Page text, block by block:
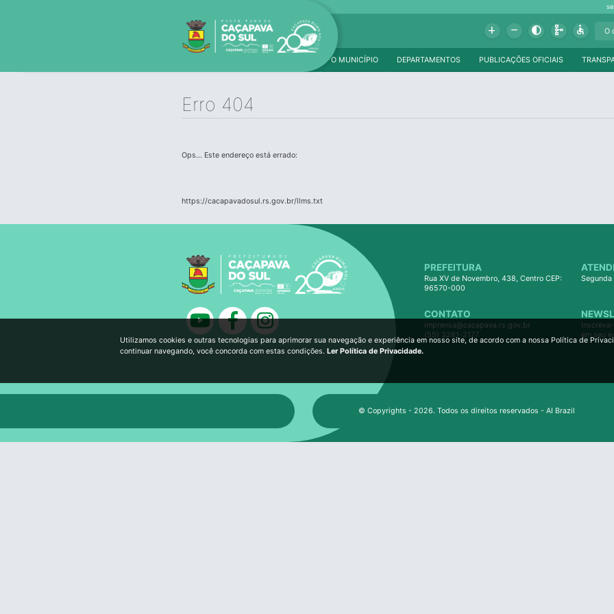
Add Remove Contrast Schema Accessible
PUBLICAÇÕES OFICIAIS
DEPARTAMENTOS
O MUNICÍPIO
Erro 404
Ops... Este endereço está errado:
https://cacapavadosul.rs.gov.br/llms.txt
PREFEITURA
Rua XV de Novembro, 438, Centro CEP:
96570-000
Segunda
CONTATO
imprensa@cacapava.rs.gov.br
(55) 3281-2177
em seu
© Copyrights - 2026. Todos os direitos reservados - AI Brazil
Utilizamos cookies e outras tecnologias para aprimorar sua navegação e experiência em nosso site, de acordo com a nossa Política de
continuar navegando, você concorda com estas condições. Ler Política de Privacidade.